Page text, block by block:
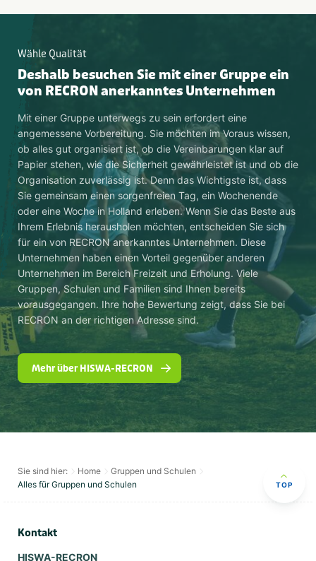
Wähle Qualität
Deshalb besuchen Sie mit einer Gruppe ein
von RECRON anerkanntes Unternehmen
Mit einer Gruppe unterwegs zu sein erfordert eine
angemessene Vorbereitung. Sie möchten im Voraus wissen,
ob alles gut organisiert ist, ob die Vereinbarungen klar auf
Papier stehen, wie die Sicherheit gewährleistet ist und ob die
Organisation zuverlässig ist. Denn das Wichtigste ist, dass
Sie gemeinsam einen sorgenfreien Tag, ein Wochenende
oder eine Woche in Holland erleben. Wenn Sie das Beste aus
Ihrem Erlebnis herausholen möchten, entscheiden Sie sich
für ein von RECRON anerkanntes Unternehmen. Diese
Unternehmen haben einen Vorteil gegenüber anderen
Unternehmen im Bereich Freizeit und Erholung. Viele
Gruppen, Schulen und Familien sind Ihnen bereits
vorausgegangen. Ihre hohe Bewertung zeigt, dass Sie bei
RECRON an der richtigen Adresse sind.
Mehr über HISWA-RECRON
Sie sind hier: Home
Gruppen und Schulen
Alles für Gruppen und Schulen
TOP
Kontakt
HISWA-RECRON